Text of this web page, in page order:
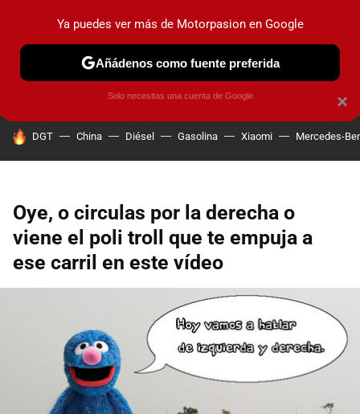
PRUEBAS COCHES ELÉCTRICOS OBSERVATORIO
HOY SE HABLA DE
DGT China Diésel Gasolina Xiaomi Mercedes-
Oye, o circulas por la derecha o
viene el poli troll que te empuja a
ese carril en este vídeo
×
Ya puedes ver más de Motorpasion en Google
Añádenos como fuente preferida
Solo necesitas una cuenta de Google